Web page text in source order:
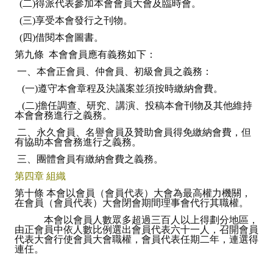
(二)得派代表參加本會會員大會及臨時會。
(三)享受本會發行之刊物。
(四)借閱本會圖書。
第九條 本會會員應有義務如下：
一、本會正會員、仲會員、初級會員之義務：
(一)遵守本會章程及決議案並須按時繳納會費。
(二)擔任調查、研究、講演、投稿本會刊物及其他維持
本會會務進行之義務。
二、永久會員、名譽會員及贊助會員得免繳納會費，但
有協助本會會務進行之義務。
三、團體會員有繳納會費之義務。
第四章 組織
第十條 本會以會員（會員代表）大會為最高權力機關，
在會員（會員代表）大會閉會期間理事會代行其職權。
本會以會員人數眾多超過三百人以上得劃分地區，
由正會員中依人數比例選出會員代表六十一人，召開會員
代表大會行使會員大會職權，會員代表任期二年，連選得
連任。